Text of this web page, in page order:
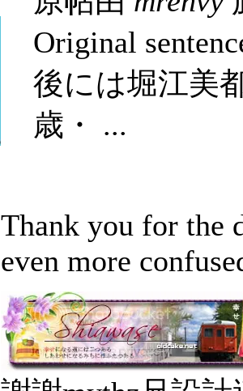
Original
後には堀江美
歳・ ...
Thank you for the
even more